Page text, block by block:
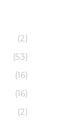
(2)
(53)
(16)
(16)
(2)